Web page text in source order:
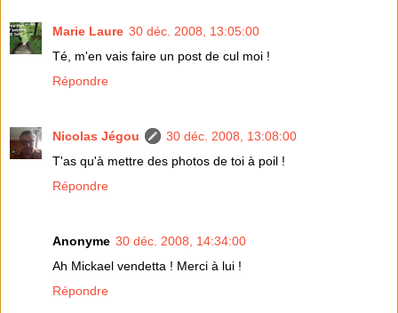
Marie Laure 30 déc. 2008, 13:05:00
Té, m'en vais faire un post de cul moi !
Répondre
Nicolas Jégou
30 déc. 2008, 13:08:00
T'as qu'à mettre des photos de toi à poil !
Répondre
Anonyme 30 déc. 2008, 14:34:00
Ah Mickael vendetta ! Merci à lui !
Répondre